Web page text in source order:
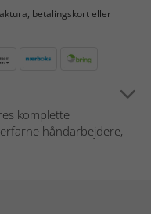
betalingskort eller
komplette
håndarbejdere,